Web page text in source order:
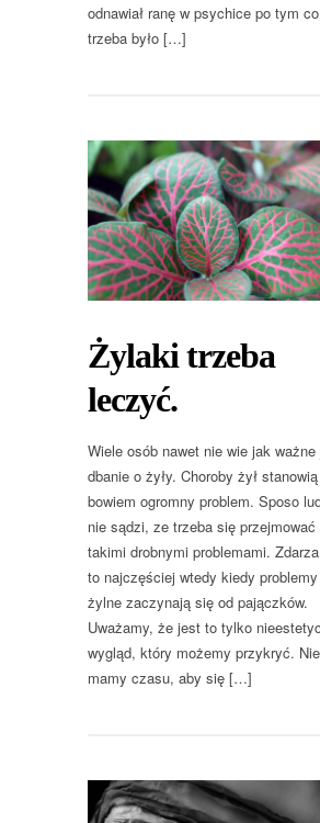
odnawiał ranę w psychice po tym co
trzeba było […]
Żylaki trzeba
leczyć.
Wiele osób nawet nie wie jak
dbanie o żyły. Choroby żył stanowią
bowiem ogromny problem. Sposo
nie sądzi, ze trzeba się przejmować
takimi drobnymi problemami.
to najczęściej wtedy kiedy problemy
żylne zaczynają się od pajączków.
Uważamy, że jest to tylko
wygląd, który możemy przykryć. Nie
mamy czasu, aby się […]